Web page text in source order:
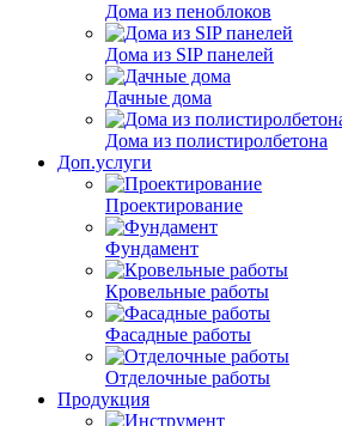
Дома из пеноблоков
Дома из SIP панелей
Дачные дома
Дома из полистиролбетона
Доп.услуги
Проектирование
Фундамент
Кровельные работы
Фасадные работы
Отделочные работы
Продукция